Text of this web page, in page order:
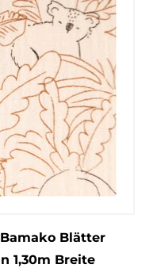
Blätter
1,30m Breite